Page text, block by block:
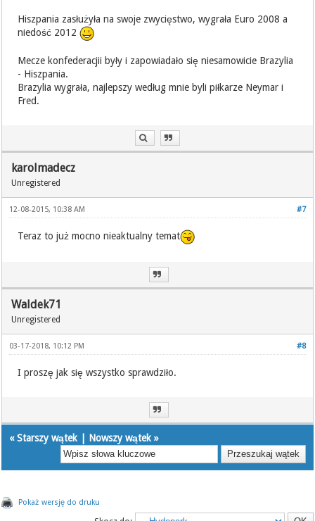
Hiszpania zasłużyła na swoje zwycięstwo, wygrała Euro 2008 a
niedość 2012
Mecze konfederacjii były i zapowiadało się niesamowicie Brazylia
- Hiszpania.
Brazylia wygrała, najlepszy według mnie byli piłkarze Neymar i
Fred.
karolmadecz
Unregistered
#7
12-08-2015, 10:38 AM
Teraz to już mocno nieaktualny temat
Waldek71
Unregistered
#8
03-17-2018, 10:12 PM
I proszę jak się wszystko sprawdziło.
«Starszy wątek Nowszy wątek »
Pokaż wersję do druku